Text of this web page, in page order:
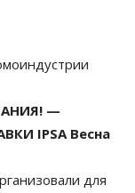
—
IPSA Весна
для